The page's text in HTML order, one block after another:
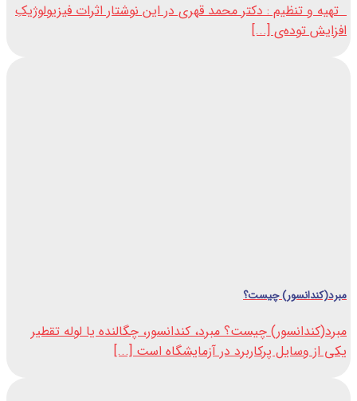
تهیه و تنظیم : دکتر محمد قهری در این نوشتار اثرات فیزیولوژیکِ
افزایش توده‌ی [...]
مبرد(کندانسور) چیست؟
مبرد(کندانسور) چیست؟ مبرد، کندانسور، چگالنده یا لوله تقطیر
یکی از وسایل پرکاربرد در آزمایشگاه است [...]